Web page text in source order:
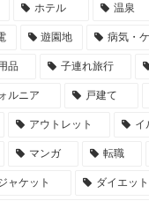
ホテル 温泉
遊園地 病気・
品 子連れ旅行
ルニア 戸建て
アウトレット イ
マンガ 転職
ャケット ダイエット